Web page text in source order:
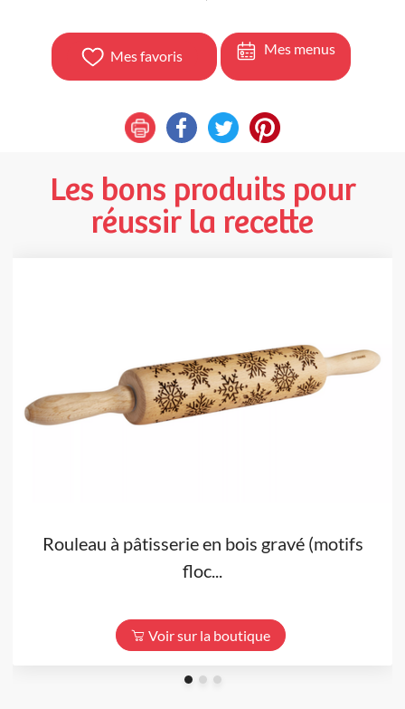
Mes favoris Mes menus
Les bons produits pour
réussir la recette
Rouleau à pâtisserie en bois gravé (motifs
floc...
Voir sur la boutique